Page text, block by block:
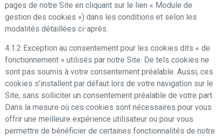
pages de notre Site en cliquant sur le lien « Module de
gestion des cookies ») dans les conditions et selon les
modalités détaillées ci-après.
4.1.2 Exception au consentement pour les cookies dits « de
fonctionnement » utilisés par notre Site. De tels cookies ne
sont pas soumis à votre consentement préalable. Aussi, ces
cookies s’installent par défaut lors de votre navigation sur le
Site, sans solliciter un consentement préalable de votre part.
Dans la mesure où ces cookies sont nécessaires pour vous
offrir une meilleure expérience utilisateur ou pour vous
permettre de bénéficier de certaines fonctionnalités de notre